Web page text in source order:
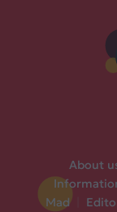
About
Mad